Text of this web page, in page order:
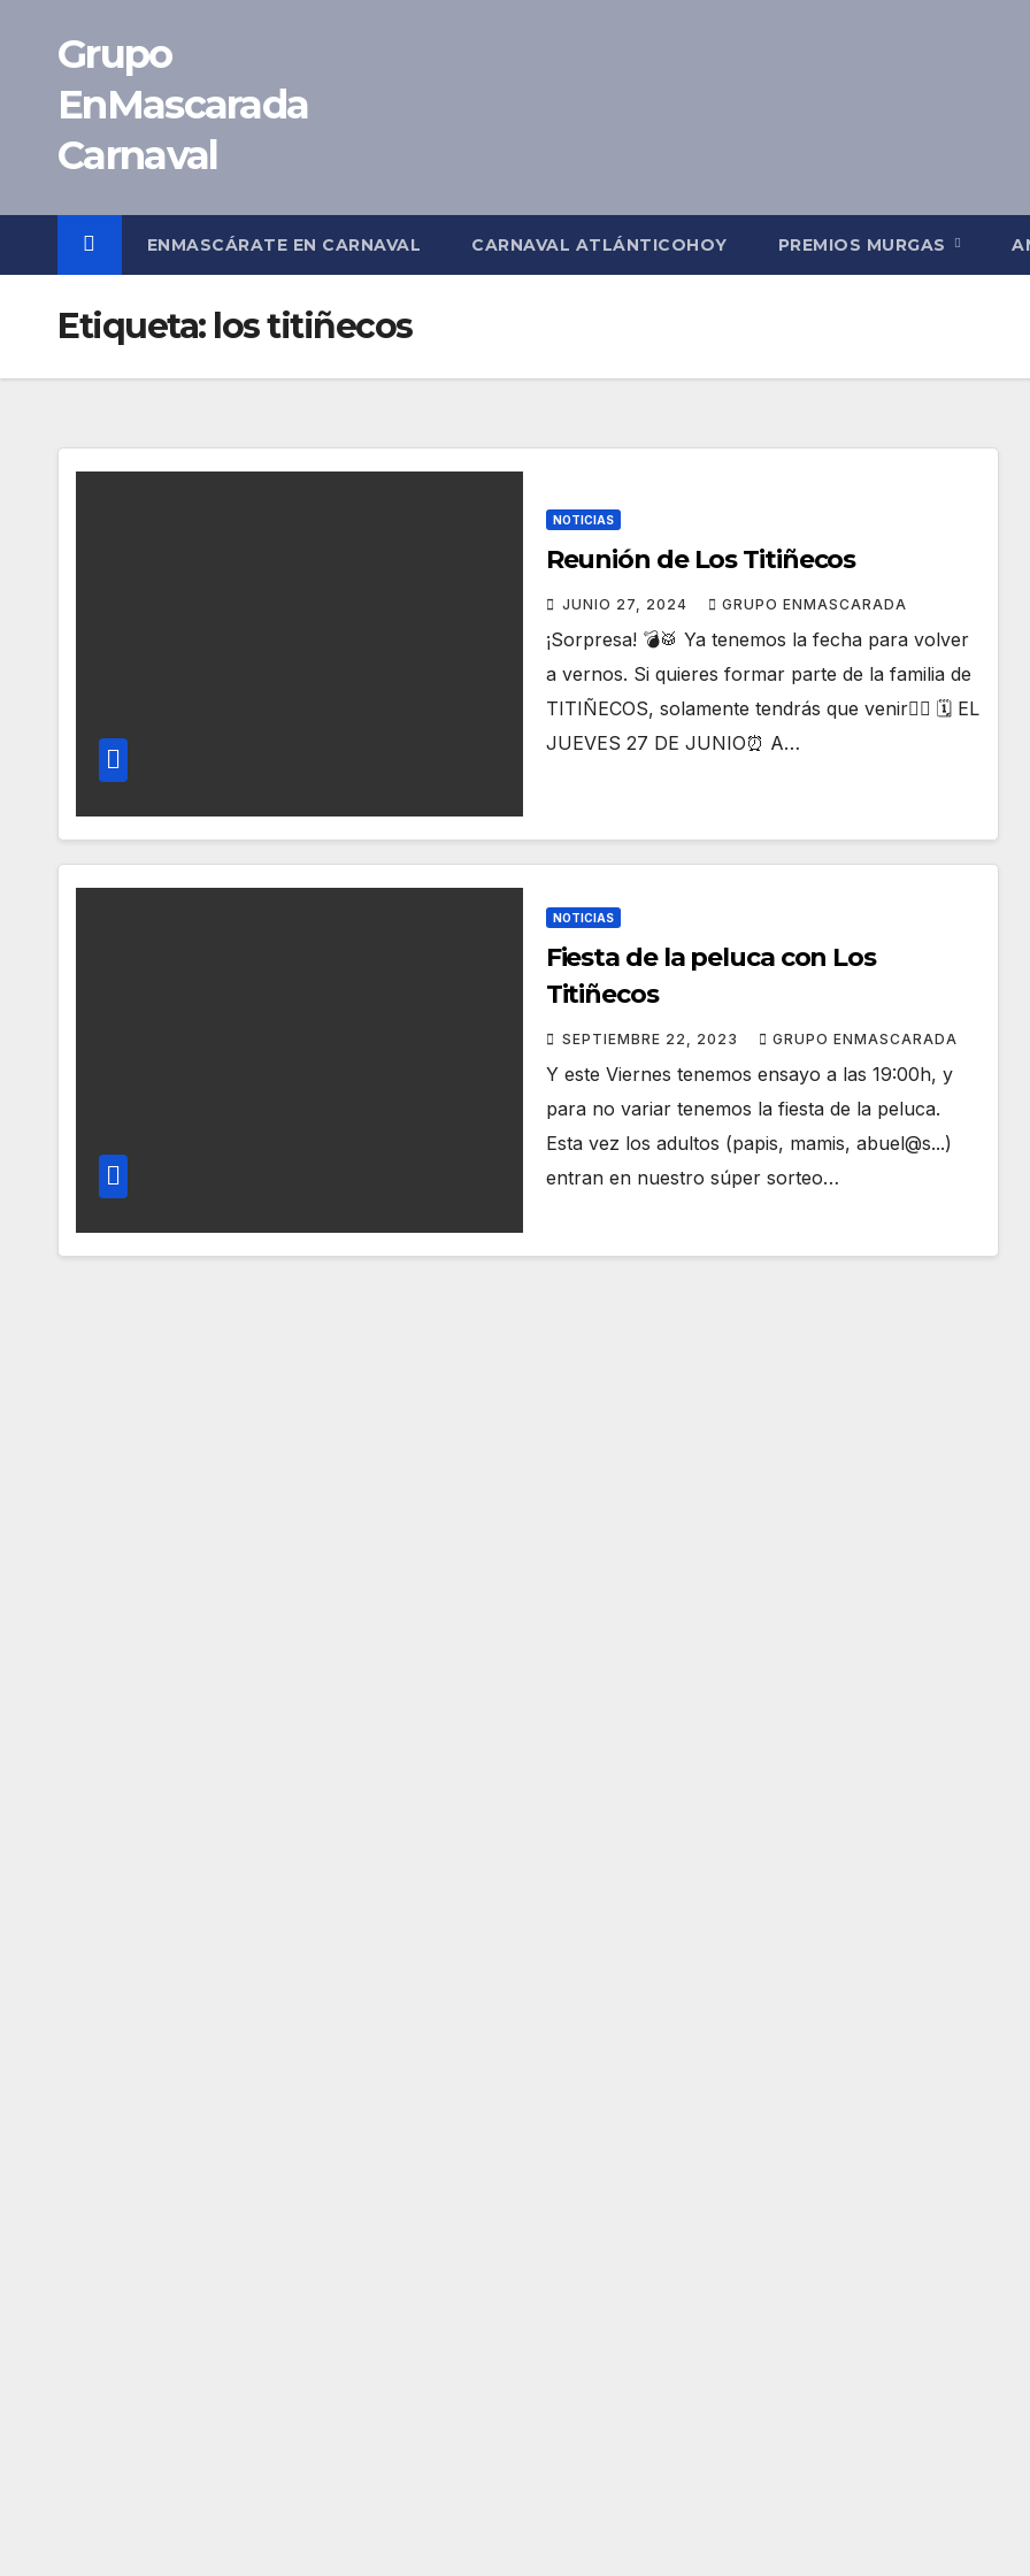
contenido
Grupo
EnMascarada
Carnaval
ENMASCÁRATE EN CARNAVAL CARNAVAL ATLÁNTICOHOY PREMIOS MURGAS
Etiqueta: los titiñecos
NOTICIAS
Reunión de Los Titiñecos
JUNIO 27, 2024 GRUPO ENMASCARADA
¡Sorpresa! 💣🥁 Ya tenemos la fecha para volver
a vernos. Si quieres formar parte de la familia de
TITIÑECOS, solamente tendrás que venir👇🏼 🗓️ EL
JUEVES 27 DE JUNIO⏰ A…
NOTICIAS
Fiesta de la peluca con Los
Titiñecos
SEPTIEMBRE 22, 2023 GRUPO ENMASCARADA
Y este Viernes tenemos ensayo a las 19:00h, y
para no variar tenemos la fiesta de la peluca.
Esta vez los adultos (papis, mamis, abuel@s...)
entran en nuestro súper sorteo…